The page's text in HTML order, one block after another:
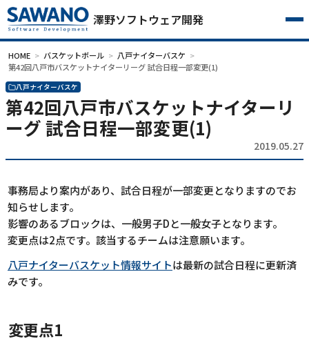
澤野ソフトウェア開発
HOME バスケットボール
八戸ナイターバスケ
第42回八戸市バスケットナイターリーグ 試合日程一部変更(1)
八戸ナイターバスケ
第42回八戸市バスケットナイターリ
ーグ 試合日程一部変更(1)
2019.05.27
事務局より案内があり、試合日程が一部変更となりますのでお
知らせします。
影響のあるブロックは、一般男子Dと一般女子となります。
変更点は2点です。該当するチームは注意願います。
八戸ナイターバスケット情報サイトは最新の試合日程に更新済
みです。
変更点1